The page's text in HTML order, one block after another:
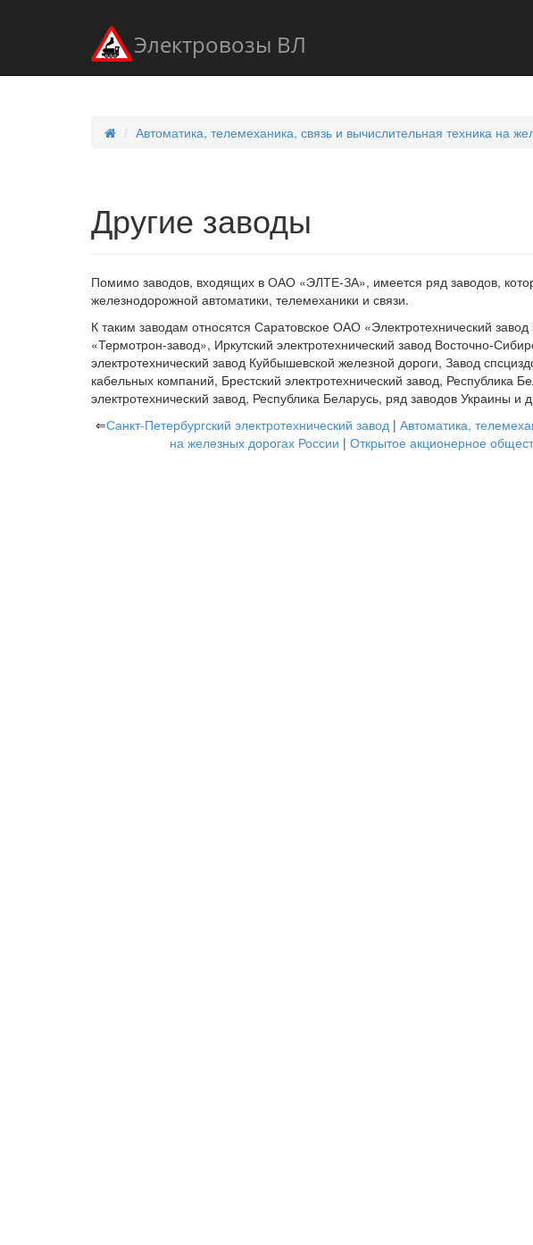
Электровозы ВЛ
Автоматика, телемеханика, связь и вычислительная техника на
Другие заводы
Помимо заводов, входящих в ОАО «ЭЛТЕ-ЗА», имеется ряд заводов,
железнодорожной автоматики, телемеханики и связи.
К таким заводам относятся Саратовское ОАО «Электротехнический
«Термотрон-завод», Иркутский электротехнический завод Восточно-
электротехнический завод Куйбышевской железной дороги, Завод
кабельных компаний, Брестский электротехнический завод, Республика
электротехнический завод, Республика Беларусь, ряд заводов Украины и
⇐Санкт-Петербургский электротехнический завод | Автоматика,
на железных дорогах России | Открытое акционерное